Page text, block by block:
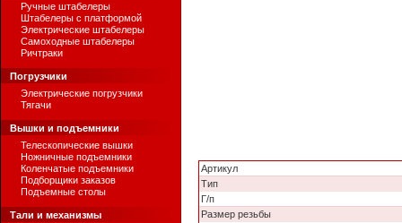
Ручные штабелеры
Штабелеры с платформой
Электрические штабелеры
Самоходные штабелеры
Ричтраки
Погрузчики
Электрические погрузчики
Тягачи
Вышки и подъемники
Телескопические вышки
Ножничные подъемники
Коленчатые подъемники
Подборщики заказов
Подъемные столы
Тали и механизмы
Артикул
Тип
Г/п
Размер резьбы